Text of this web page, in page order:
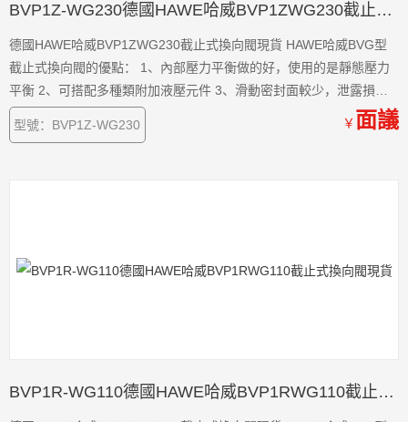
BVP1Z-WG230德國HAWE哈威BVP1ZWG230截止式換向閥現貨
德國HAWE哈威BVP1ZWG230截止式換向閥現貨 HAWE哈威BVG型
截止式換向閥的優點： 1、內部壓力平衡做的好，使用的是靜態壓力
平衡 2、可搭配多種類附加液壓元件 3、滑動密封面較少，泄露損失
小。 4、所有的油口具有相同的耐壓值 5、安全性能高，發生意外的
概率小 6、閥體耐磨損程度高，損耗低，使用時間長。 7、使用靈活
型號：BVP1Z-WG230 ￥ 面議
BVP1R-WG110德國HAWE哈威BVP1RWG110截止式換向閥現貨